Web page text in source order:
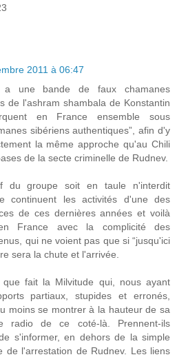
2011 à 06:47
a une bande de faux chamanes
de l'ashram shambala de Konstantin
en France ensemble sous
sibériens authentiques”, afin d'y
la même approche qu'au Chili
de la secte criminelle de Rudnev.
du groupe soit en taule n'interdit
continuent les activités d'une des
de ces dernières années et voilà
France avec la complicité des
qui ne voient pas que si “jusqu'ici
sera la chute et l'arrivée.
fait la Milvitude qui, nous ayant
partiaux, stupides et erronés,
moins se montrer à la hauteur de sa
radio de ce coté-là. Prennent-ils
s'informer, en dehors de la simple
de l'arrestation de Rudnev. Les liens